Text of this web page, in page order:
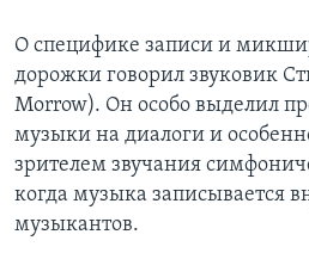
О специфике записи и
дорожки говорил звуковик
Morrow). Он особо выделил
музыки на диалоги и
зрителем звучания
когда музыка записывается
музыкантов.